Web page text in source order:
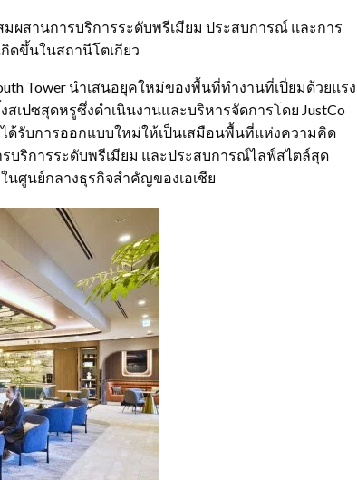
ผสานการบริการระดับพรีเมียม ประสบการณ์ และการ
ดขึ้นในสถานีโตเกียว
Tower นำเสนอยุคใหม่ของพื้นที่ทำงานที่เปี่ยมด้วยแรง
เปซสุดหรูซึ่งดำเนินงานและบริหารจัดการโดย JustCo
รับการออกแบบใหม่ให้เป็นเสมือนพื้นที่แห่งความคิด
ริการระดับพรีเมียม และประสบการณ์ไลฟ์สไตล์สุด
ศูนย์กลางธุรกิจสำคัญของเอเชีย